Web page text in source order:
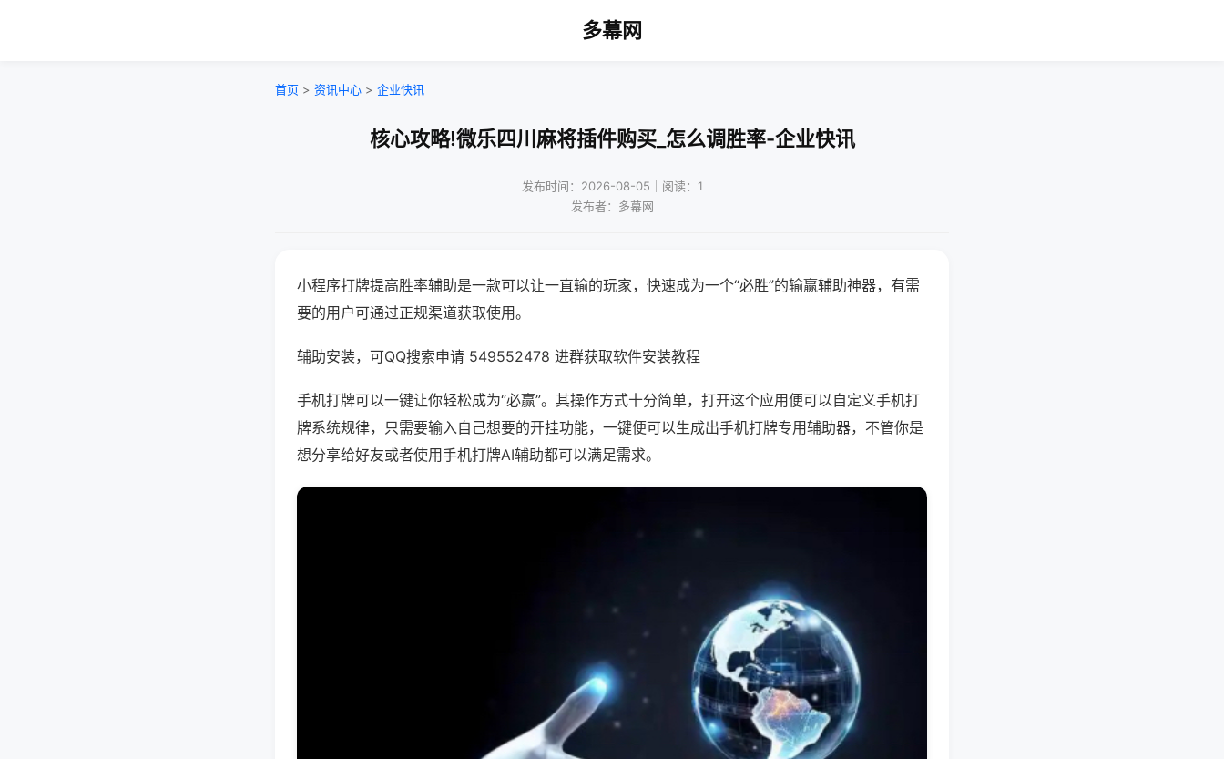
多幕网
首页 > 资讯中心 > 企业快讯
核心攻略!微乐四川麻将插件购买_怎么调胜率-企业快讯
发布时间：2026-08-05｜阅读：1
发布者：多幕网
小程序打牌提高胜率辅助是一款可以让一直输的玩家，快速成为一个“必胜”的输赢辅助神器，有需
要的用户可通过正规渠道获取使用。
辅助安装，可QQ搜索申请 549552478 进群获取软件安装教程
手机打牌可以一键让你轻松成为“必赢”。其操作方式十分简单，打开这个应用便可以自定义手机打
牌系统规律，只需要输入自己想要的开挂功能，一键便可以生成出手机打牌专用辅助器，不管你是
想分享给好友或者使用手机打牌AI辅助都可以满足需求。